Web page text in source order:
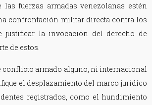
las fuerzas armadas venezolanas estén
confrontación militar directa contra los
justificar la invocación del derecho de
de estos.
conflicto armado alguno, ni internacional
el desplazamiento del marco jurídico
registrados, como el hundimiento